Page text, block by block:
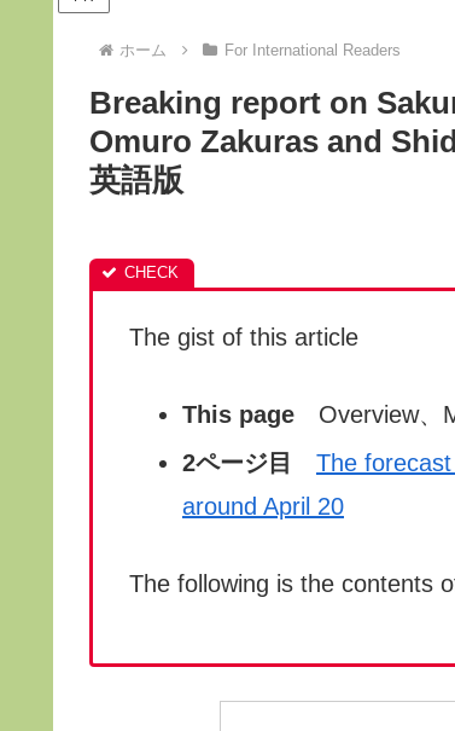
ホーム For International Readers
Breaking report on
Omuro Zakuras and
英語版
The gist of this article
This page Overview、
2ページ目
The
around April 20
The following is the contents